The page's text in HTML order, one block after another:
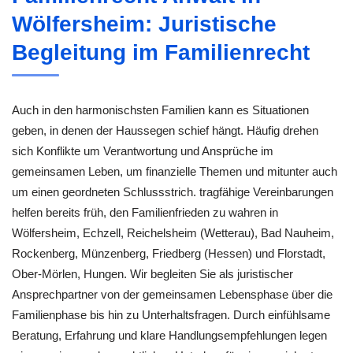
Wölfersheim: Juristische
Begleitung im Familienrecht
Auch in den harmonischsten Familien kann es Situationen
geben, in denen der Haussegen schief hängt. Häufig drehen
sich Konflikte um Verantwortung und Ansprüche im
gemeinsamen Leben, um finanzielle Themen und mitunter auch
um einen geordneten Schlussstrich. tragfähige Vereinbarungen
helfen bereits früh, den Familienfrieden zu wahren in
Wölfersheim, Echzell, Reichelsheim (Wetterau), Bad Nauheim,
Rockenberg, Münzenberg, Friedberg (Hessen) und Florstadt,
Ober-Mörlen, Hungen. Wir begleiten Sie als juristischer
Ansprechpartner von der gemeinsamen Lebensphase über die
Familienphase bis hin zu Unterhaltsfragen. Durch einfühlsame
Beratung, Erfahrung und klare Handlungsempfehlungen legen